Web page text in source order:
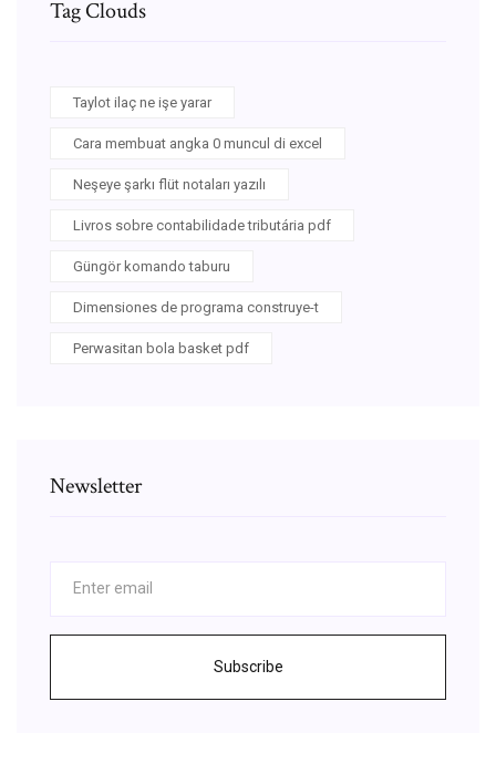
Tag Clouds
Taylot ilaç ne işe yarar
Cara membuat angka 0 muncul di excel
Neşeye şarkı flüt notaları yazılı
Livros sobre contabilidade tributária pdf
Güngör komando taburu
Dimensiones de programa construye-t
Perwasitan bola basket pdf
Newsletter
Subscribe